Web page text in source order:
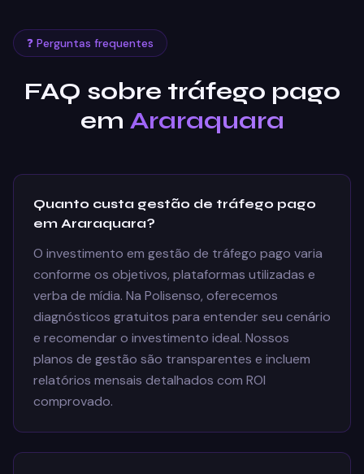
❓ Perguntas frequentes
FAQ sobre tráfego pago
em Araraquara
Quanto custa gestão de tráfego pago
em Araraquara?
O investimento em gestão de tráfego pago varia
conforme os objetivos, plataformas utilizadas e
verba de mídia. Na Polisenso, oferecemos
diagnósticos gratuitos para entender seu cenário
e recomendar o investimento ideal. Nossos
planos de gestão são transparentes e incluem
relatórios mensais detalhados com ROI
comprovado.